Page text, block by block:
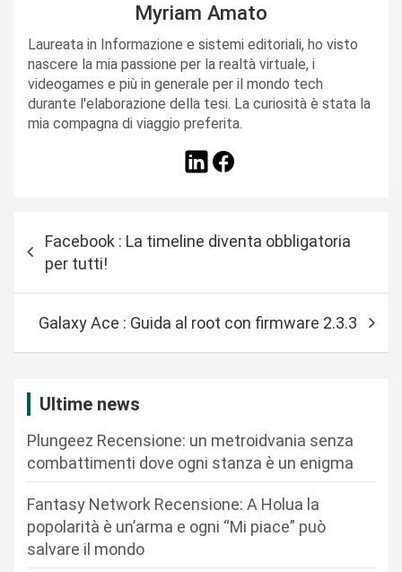
Myriam Amato
Laureata in Informazione e sistemi editoriali, ho visto
nascere la mia passione per la realtà virtuale, i
videogames e più in generale per il mondo tech
durante l'elaborazione della tesi. La curiosità è stata la
mia compagna di viaggio preferita.
Facebook : La timeline diventa obbligatoria
per tutti!
Galaxy Ace : Guida al root con firmware 2.3.3
Ultime news
Plungeez Recensione: un metroidvania senza
combattimenti dove ogni stanza è un enigma
Fantasy Network Recensione: A Holua la
popolarità è un’arma e ogni “Mi piace” può
salvare il mondo